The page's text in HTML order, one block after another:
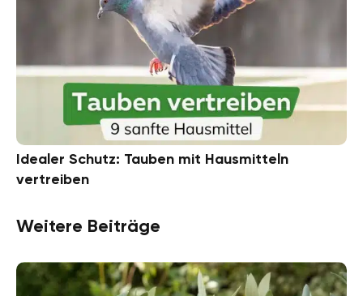
Idealer Schutz: Tauben mit Hausmitteln
vertreiben
Weitere Beiträge